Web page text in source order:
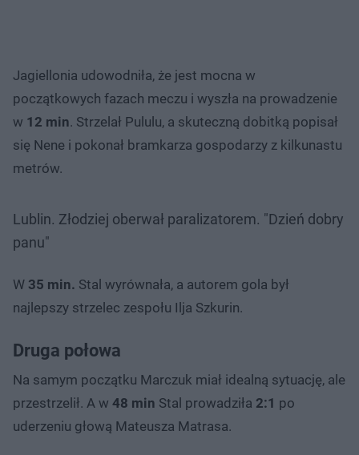
Jagiellonia udowodniła, że jest mocna w
początkowych fazach meczu i wyszła na prowadzenie
w 12 min. Strzelał Pululu, a skuteczną dobitką popisał
się Nene i pokonał bramkarza gospodarzy z kilkunastu
metrów.
Lublin. Złodziej oberwał paralizatorem. "Dzień dobry
panu"
W 35 min. Stal wyrównała, a autorem gola był
najlepszy strzelec zespołu Ilja Szkurin.
Druga połowa
Na samym początku Marczuk miał idealną sytuację, ale
przestrzelił. A w 48 min Stal prowadziła 2:1 po
uderzeniu głową Mateusza Matrasa.